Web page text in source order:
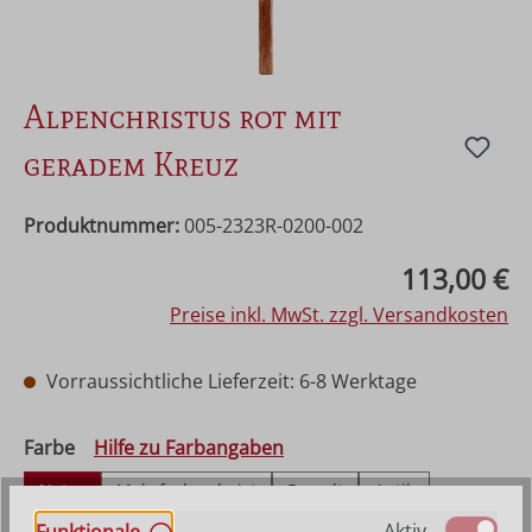
Alpenchristus rot mit
geradem Kreuz
Produktnummer: 005-2323R-0200-002
113,00 €
Preise inkl. MwSt. zzgl. Versandkosten
Vorraussichtliche Lieferzeit: 6-8 Werktage
Farbeauswählen
Hilfe zu Farbangaben
Natur Mehrfach gebeizt Bemalt
Antik